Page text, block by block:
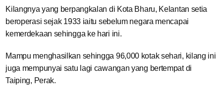
Kilangnya yang berpangkalan di Kota Bharu, Kelantan setia
beroperasi sejak 1933 iaitu sebelum negara mencapai
kemerdekaan sehingga ke hari ini.
Mampu menghasilkan sehingga 96,000 kotak sehari, kilang ini
juga mempunyai satu lagi cawangan yang bertempat di
Taiping, Perak.